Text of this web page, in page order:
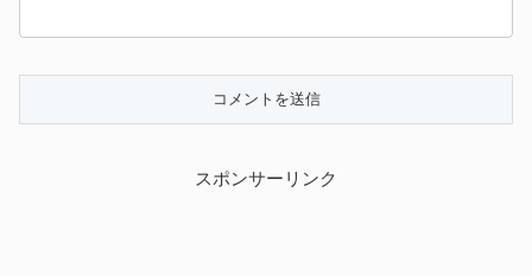
スポンサーリンク